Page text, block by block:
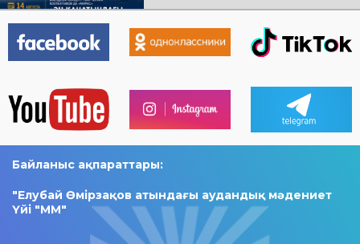
Байланыс ақпараттары:
"Елубай Өмірзақов атындағы аудандық мәдениет
Үйі "ММ"​